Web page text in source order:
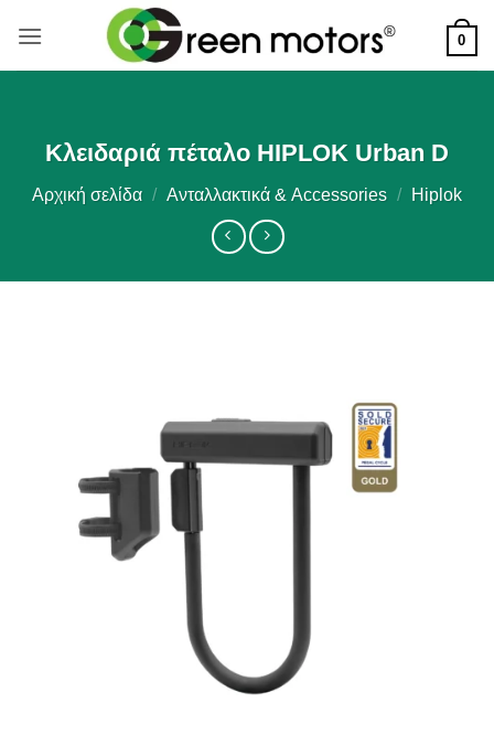
στο
περιεχόμενο
0
Κλειδαριά πέταλο HIPLOK Urban D
Αρχική σελίδα / Ανταλλακτικά & Accessories / Hiplok